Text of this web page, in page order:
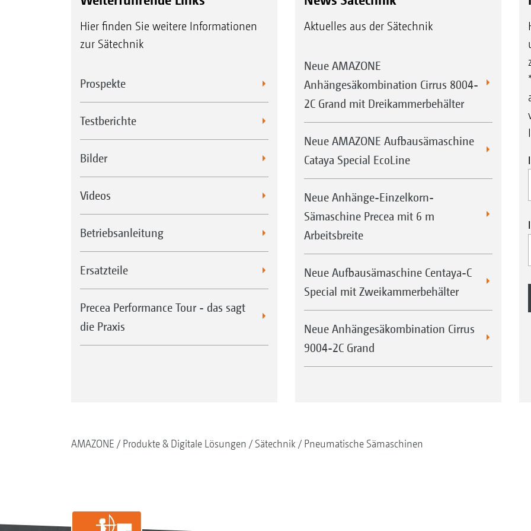
von Zwischenfrüchten und zur Tiefendüngung
Überdrucksystem für optimale
Großes Behältervolumen für lange
FTender mit Reifenpacker und/oder
Serienmäßiges Kalibrierset auf der Maschine
Hier finden Sie weitere Informationen
zur Sätechnik
Prospekte
Testberichte
Bilder
Videos
Betriebsanleitung
Ersatzteile
Precea Performance Tour - das sagt
die Praxis
Aktuelles aus der Sätechnik
Neue AMAZONE
Anhängesäkombination Cirrus 8004-
2C Grand mit Dreikammerbehälter
Neue AMAZONE Aufbausämaschine
Cataya Special EcoLine
Neue Anhänge-Einzelkorn-
Sämaschine Precea mit 6 m
Arbeitsbreite
Neue Aufbausämaschine Centaya-C
Special mit Zweikammerbehälter
Neue Anhängesäkombination Cirrus
9004-2C Grand
AMAZONE Produkte & Digitale Lösungen Sätechnik Pneumatische Sämaschinen